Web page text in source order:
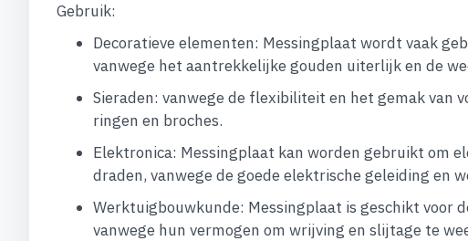
Gebruik:
Decoratieve elementen: Messingplaat wordt vaak
vanwege het aantrekkelijke gouden uiterlijk en de
Sieraden: vanwege de flexibiliteit en het gemak van
ringen en broches.
Elektronica: Messingplaat kan worden gebruikt om
draden, vanwege de goede elektrische geleiding en
Werktuigbouwkunde: Messingplaat is geschikt voor
vanwege hun vermogen om wrijving en slijtage te